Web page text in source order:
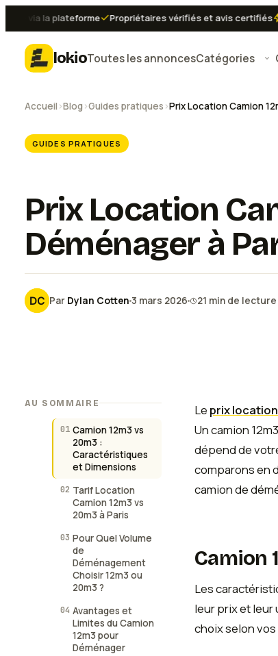
via la plateforme Propriétaires vérifiés et avis certifiés
lokioToutes les annoncesCatégories
Accueil ›Blog›Guides pratiques ›
GUIDES PRATIQUES
Prix Location
Déménager à
Par Dylan Cotten 3 mars 2026 21 min de lecture
AU SOMMAIRE
01 Camion 12m3 vs
20m3 :
Caractéristiques
et Dimensions
02 Tarif Location
Camion 12m3 vs
20m3 à Paris
03 Pour Quel Volume
de
Déménagement
Choisir 12m3 ou
20m3 ?
04 Avantages et
Limites du Camion
12m3 pour
Déménager
Le prix
Un camion
dépend de
comparons en
camion de
Camion
Les
leur prix et
choix selon